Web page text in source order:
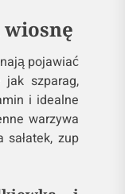
wiosnę
pojawiać
szparag,
i idealne
warzywa
zup